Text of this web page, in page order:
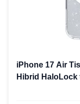
iPhone 17 Air
Hibrid HaloLock